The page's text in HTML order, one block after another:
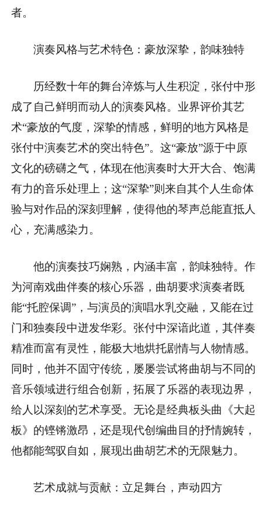
者。
演奏风格与艺术特色：豪放深挚，韵味独特
历经数十年的舞台淬炼与人生积淀，张付中形
成了自己鲜明而动人的演奏风格。业界评价其艺
术“豪放的气度，深挚的情感，鲜明的地方风格是
张付中演奏艺术的突出特色”。这“豪放”源于中原
文化的磅礴之气，体现在他演奏时大开大合、饱满
有力的音乐处理上；这“深挚”则来自其个人生命体
验与对作品的深刻理解，使得他的琴声总能直抵人
心，充满感染力。
他的演奏技巧娴熟，内涵丰富，韵味独特。作
为河南戏曲伴奏的核心乐器，曲胡要求演奏者既
能“托腔保调”，与演员的演唱水乳交融，又能在过
门和独奏段中迸发华彩。张付中深谙此道，其伴奏
精准而富有灵性，能极大地烘托剧情与人物情感。
同时，他并不固守传统，屡屡尝试将曲胡与不同的
音乐领域进行组合创新，拓展了乐器的表现边界，
给人以深刻的艺术享受。无论是经典板头曲《大起
板》的铿锵激昂，还是现代创编曲目的抒情婉转，
他都能驾驭自如，展现出曲胡艺术的无限魅力。
艺术成就与贡献：立足舞台，声动四方